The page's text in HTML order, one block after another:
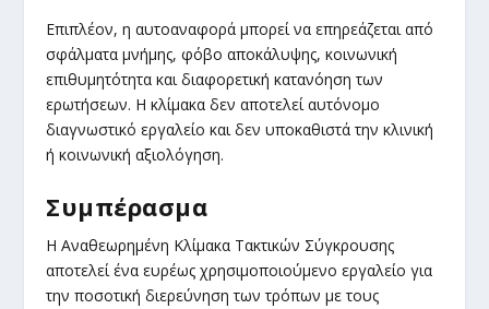
Επιπλέον, η αυτοαναφορά μπορεί να επηρεάζεται από
σφάλματα μνήμης, φόβο αποκάλυψης, κοινωνική
επιθυμητότητα και διαφορετική κατανόηση των
ερωτήσεων. Η κλίμακα δεν αποτελεί αυτόνομο
διαγνωστικό εργαλείο και δεν υποκαθιστά την κλινική
ή κοινωνική αξιολόγηση.
Συμπέρασμα
Η Αναθεωρημένη Κλίμακα Τακτικών Σύγκρουσης
αποτελεί ένα ευρέως χρησιμοποιούμενο εργαλείο για
την ποσοτική διερεύνηση των τρόπων με τους